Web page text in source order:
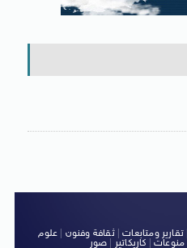
|تقارير ومتابعات|ثقافة وفنون
علوم
منوعات كاريكاتير صور